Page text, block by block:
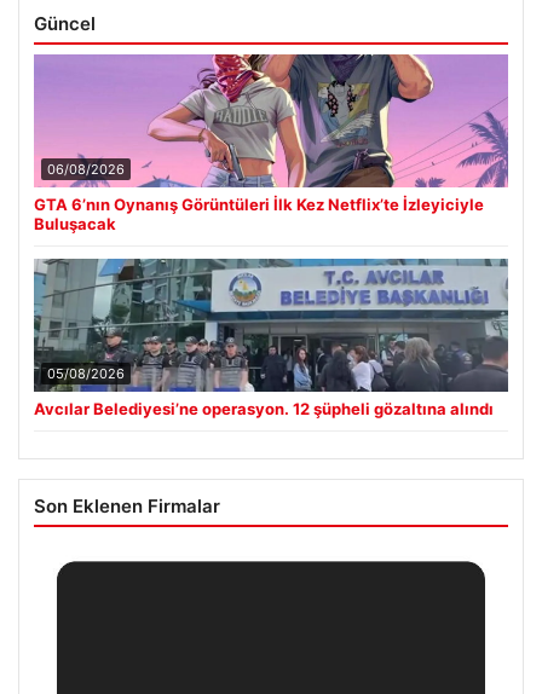
Güncel
06/08/2026
GTA 6’nın Oynanış Görüntüleri İlk Kez Netflix’te İzleyiciyle
Buluşacak
05/08/2026
Avcılar Belediyesi’ne operasyon. 12 şüpheli gözaltına alındı
Son Eklenen Firmalar